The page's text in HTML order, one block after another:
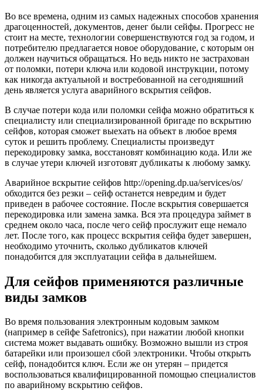
Во все времена, одним из самых надежных способов хранения
драгоценностей, документов, денег были сейфы. Прогресс не
стоит на месте, технологии совершенствуются год за годом, и
потребителю предлагается новое оборудование, с которым он
должен научиться обращаться. Но ведь никто не застрахован
от поломки, потери ключа или кодовой инструкции, потому
как никогда актуальной и востребованной на сегодняшний
день является услуга аварийного вскрытия сейфов.
В случае потери кода или поломки сейфа можно обратиться к
специалисту или специализированной бригаде по вскрытию
сейфов, которая сможет выехать на объект в любое время
суток и решить проблему. Специалисты произведут
перекодировку замка, восстановят комбинацию кода. Или же
в случае утери ключей изготовят дубликаты к любому замку.
Аварийное вскрытие сейфов http://opening.dp.ua/services/os/
обходится без резки – сейф останется невредим и будет
приведен в рабочее состояние. После вскрытия совершается
перекодировка или замена замка. Вся эта процедура займет в
среднем около часа, после чего сейф прослужит еще немало
лет. После того, как процесс вскрытия сейфа будет завершен,
необходимо уточнить, сколько дубликатов ключей
понадобится для эксплуатации сейфа в дальнейшем.
Для сейфов применяются различные
виды замков
Во время пользования электронным кодовым замком
(например в сейфе Safetronics), при нажатии любой кнопки
система может выдавать ошибку. Возможно вышли из строя
батарейки или произошел сбой электроники. Чтобы открыть
сейф, понадобится ключ. Если же он утерян – придется
воспользоваться квалифицированной помощью специалистов
по аварийному вскрытию сейфов.